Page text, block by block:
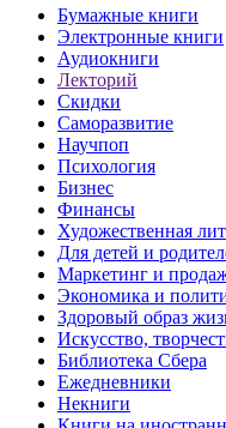
Бумажные книги
Электронные книги
Аудиокниги
Лекторий
Скидки
Саморазвитие
Научпоп
Психология
Бизнес
Финансы
Художественная
Для детей и
Маркетинг и
Экономика и
Здоровый образ
Искусство,
Библиотека Сбера
Ежедневники
Некниги